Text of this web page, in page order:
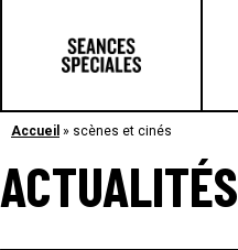
Accueil » scènes et cinés
ACTUALITÉS